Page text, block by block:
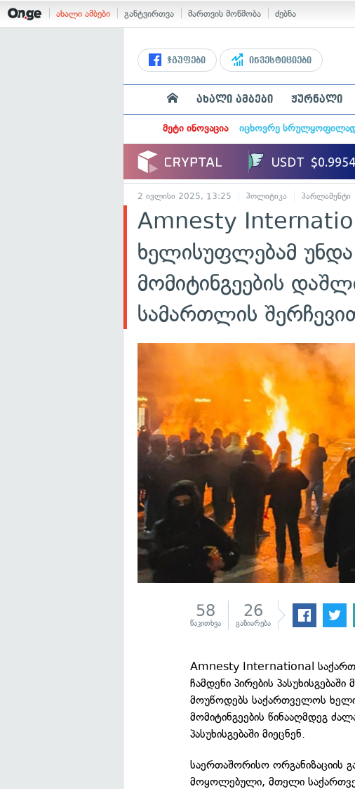
ახალი ამბები განტვირთვა მართვის მოწმობა ძებნა
ჯგუფები ინვესტიციები
ახალი ამბები ჟურნალი
მეტი ინოვაცია იცხოვრე
2 ივლისი 2025, 13:25 პოლიტიკა პარლამენტი
Amnesty
ხელისუფლებამ უნდა
მომიტინგეების
სამართლის
58
წაკითხვა
26
გაზიარება
Amnesty International
ჩამდენი პირების
მოუწოდებს საქართველოს
მომიტინგეების წინააღმდეგ
პასუხისგებაში მიეცნენ.
საერთაშორისო ორგანიზაციის
მოყოლებული, მთელი